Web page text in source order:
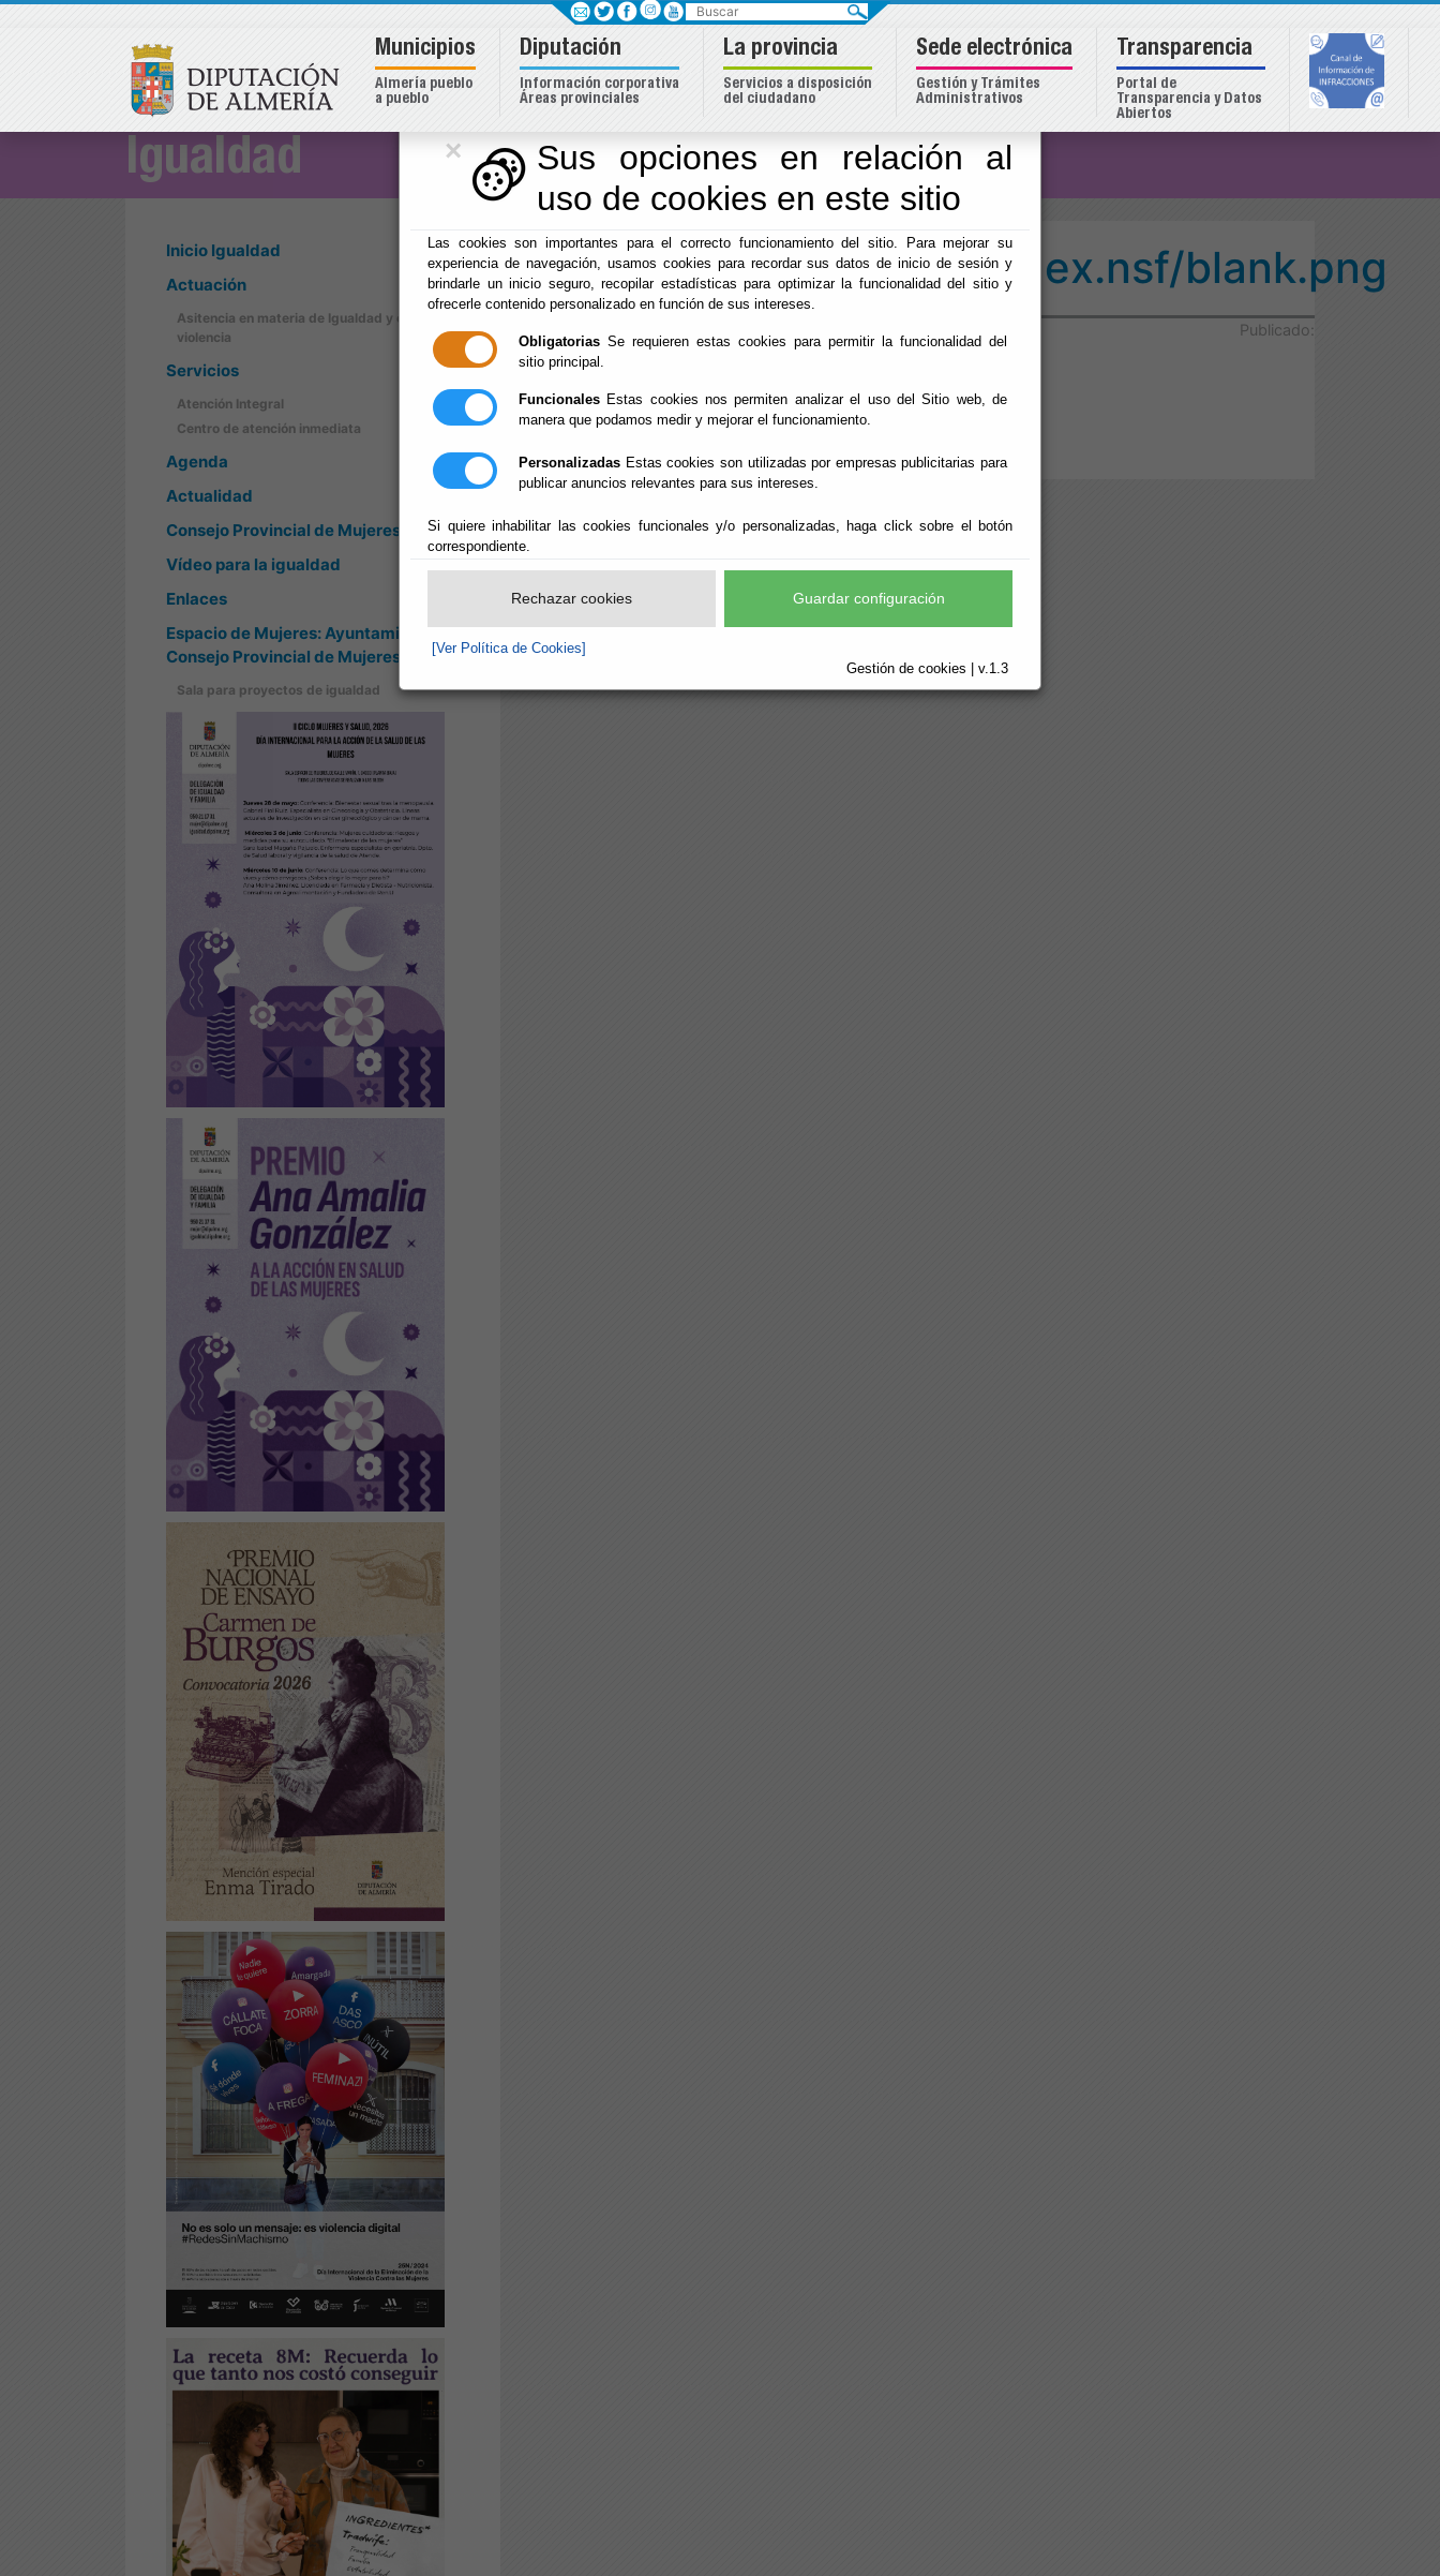
×
Sus opciones en relación al
uso de cookies en este sitio
Las cookies son importantes para el correcto funcionamiento del sitio. Para mejorar su
experiencia de navegación, usamos cookies para recordar sus datos de inicio de sesión y
brindarle un inicio seguro, recopilar estadísticas para optimizar la funcionalidad del sitio y
ofrecerle contenido personalizado en función de sus intereses.
Obligatorias Se requieren estas cookies para permitir la funcionalidad del
sitio principal.
Funcionales Estas cookies nos permiten analizar el uso del Sitio web, de
manera que podamos medir y mejorar el funcionamiento.
Personalizadas Estas cookies son utilizadas por empresas publicitarias para
publicar anuncios relevantes para sus intereses.
Si quiere inhabilitar las cookies funcionales y/o personalizadas, haga click sobre el botón
correspondiente.
Rechazar cookies Guardar configuración
[Ver Política de Cookies]
Gestión de cookies | v.1.3
Igualdad
Inicio Igualdad
Actuación
Asitencia en materia de Igualdad y contra la
violencia
Servicios
Atención Integral
Centro de atención inmediata
Agenda
Actualidad
Consejo Provincial de Mujeres
Vídeo para la igualdad
Enlaces
Espacio de Mujeres: Ayuntamientos y
Consejo Provincial de Mujeres
Sala para proyectos de igualdad
Inicio -Igualdad -
/Servicios/cmsdipro/index.nsf/blank.png
- -
Publicado:
[más información]
Buscar
Municipios
Almería pueblo
a pueblo
Diputación
Información corporativa
Áreas provinciales
La provincia
Servicios a disposición
del ciudadano
Sede electrónica
Gestión y Trámites
Administrativos
Transparencia
Portal de
Transparencia y Datos
Abiertos